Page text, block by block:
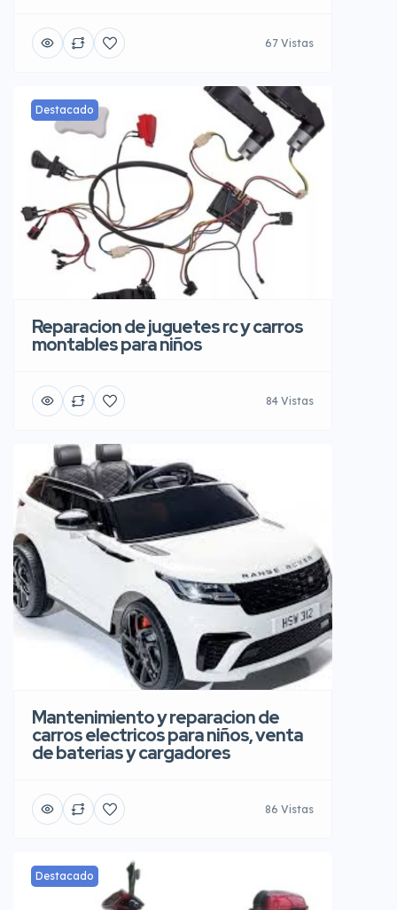
67 Vistas
Destacado
Reparacion de juguetes rc y carros
montables para niños
84 Vistas
Mantenimiento y reparacion de
carros electricos para niños, venta
de baterias y cargadores
86 Vistas
Destacado